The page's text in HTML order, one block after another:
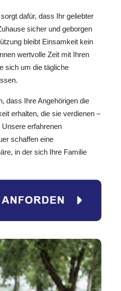
dafür, dass Ihr geliebter
sicher und geborgen
bleibt Einsamkeit kein
wertvolle Zeit mit Ihren
sich um die tägliche
dass Ihre Angehörigen die
erhalten, die sie verdienen –
erfahrenen
schaffen eine
in der sich Ihre Familie